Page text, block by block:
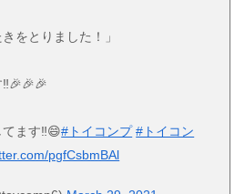
をとりました！」
ます‼️😄#トイコンプ #トイコン
pgfCsbmBAl